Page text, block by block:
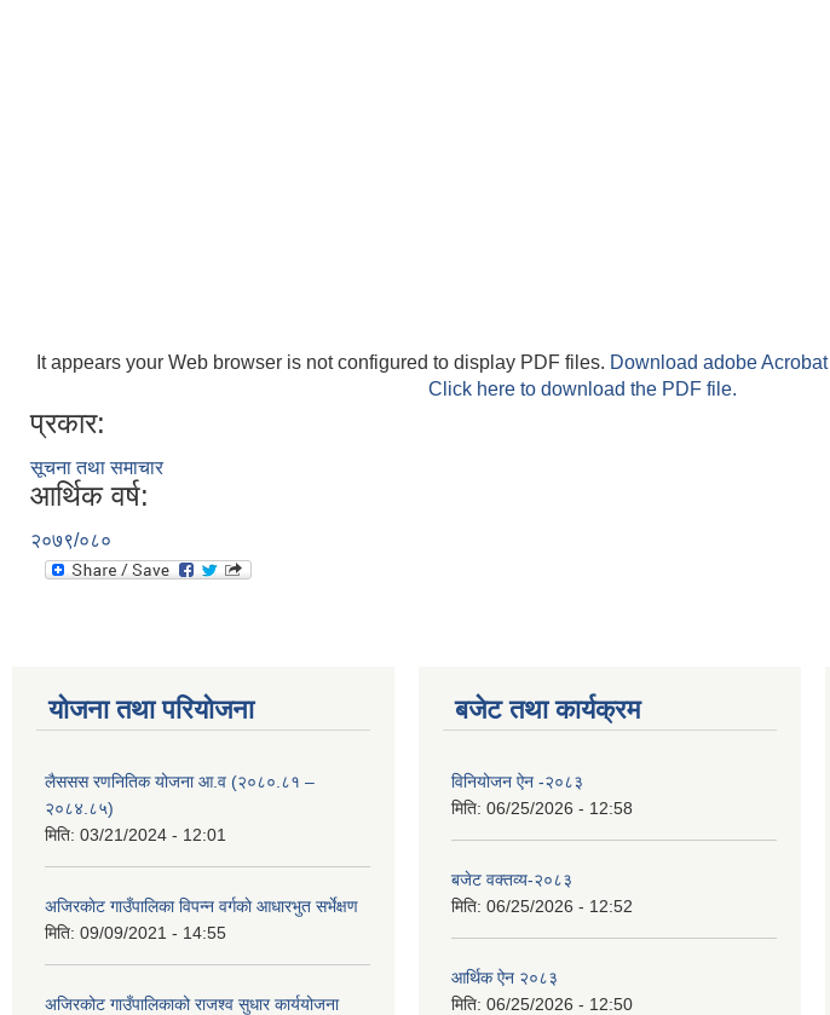
It appears your Web browser is not configured to display PDF files. Download adobe Acrobat
Click here to download the PDF file.
प्रकार:
सूचना तथा समाचार
आर्थिक वर्ष:
२०७९/०८०
योजना तथा परियोजना
लैससस रणनितिक योजना आ.व (२०८०.८१ –
२०८४.८५)
मिति: 03/21/2024 - 12:01
अजिरकाेट गाउँपालिका विपन्न वर्गकाे आधारभुत सर्भेक्षण
मिति: 09/09/2021 - 14:55
अजिरकोट गाउँपालिकाको राजश्व सुधार कार्ययोजना
बजेट तथा कार्यक्रम
विनियोजन ऐन -२०८३
मिति: 06/25/2026 - 12:58
बजेट वक्तव्य-२०८३
मिति: 06/25/2026 - 12:52
आर्थिक ऐन २०८३
मिति: 06/25/2026 - 12:50